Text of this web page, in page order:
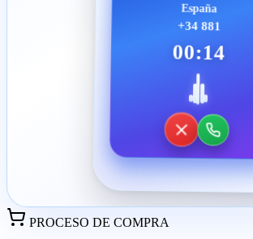
España
+34 881
00:14
PROCESO DE COMPRA